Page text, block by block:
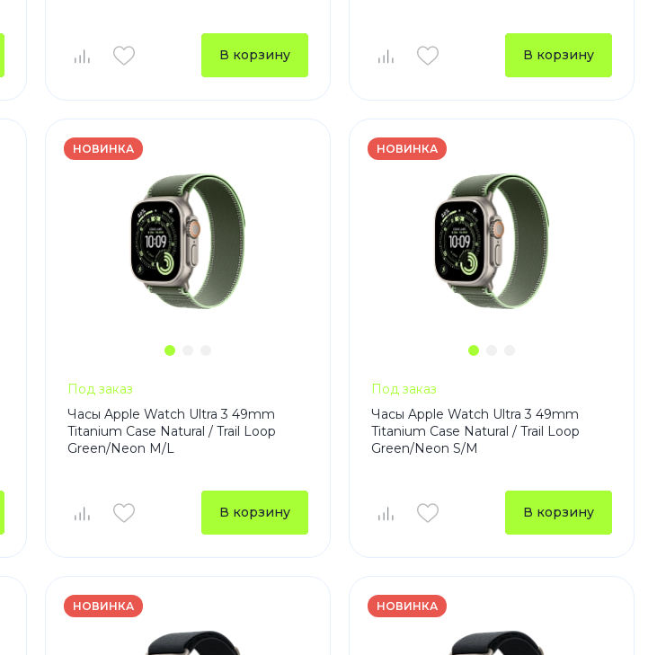
В корзину В корзину
НОВИНКА
Под заказ
Часы Apple Watch Ultra 3 49mm
Titanium Case Natural / Trail Loop
Green/Neon M/L
В корзину
НОВИНКА
Под заказ
Часы Apple Watch Ultra 3 49mm
Titanium Case Natural / Trail Loop
Green/Neon S/M
В корзину
НОВИНКА НОВИНКА